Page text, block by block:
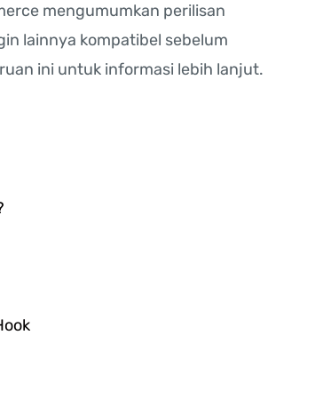
mengumumkan perilisan
lainnya kompatibel sebelum
ini untuk informasi lebih lanjut.